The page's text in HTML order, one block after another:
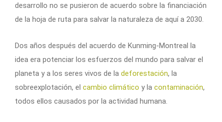
desarrollo no se pusieron de acuerdo sobre la financiación
de la hoja de ruta para salvar la naturaleza de aquí a 2030.
Dos años después del acuerdo de Kunming-Montreal la
idea era potenciar los esfuerzos del mundo para salvar el
planeta y a los seres vivos de la deforestación, la
sobreexplotación, el cambio climático y la contaminación,
todos ellos causados por la actividad humana.